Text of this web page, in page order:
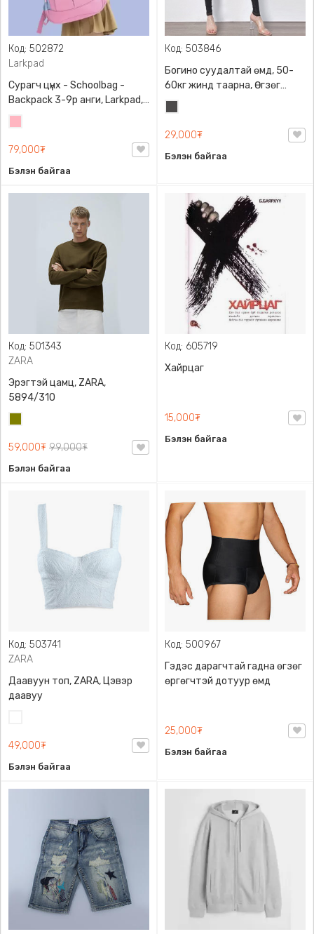
Код: 502872
Larkpad
Сурагч цүнх - Schoolbag -
Backpack 3-9р анги, Larkpad,
9009-10128, Цацруулагчтай,
Олон тасалгаатай
79,000₮
Бэлэн байгаа
Код: 503846
Богино суудалтай өмд, 50-
60кг жинд таарна, Өгзөг
өргөгчтэй
29,000₮
Бэлэн байгаа
Код: 501343
ZARA
Эрэгтэй цамц, ZARA,
5894/310
59,000₮ 99,000₮
Бэлэн байгаа
Код: 605719
Хайрцаг
15,000₮
Бэлэн байгаа
Код: 503741
ZARA
Даавуун топ, ZARA, Цэвэр
даавуу
49,000₮
Бэлэн байгаа
Код: 500967
Гэдэс дарагчтай гадна өгзөг
өргөгчтэй дотуур өмд
25,000₮
Бэлэн байгаа